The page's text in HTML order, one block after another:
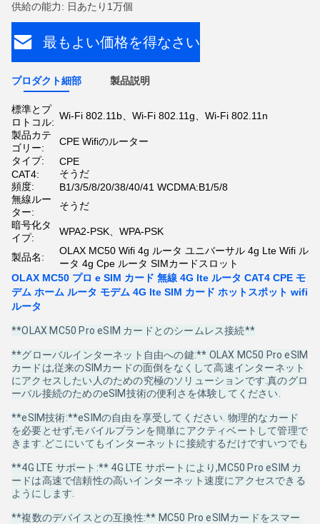
供給の能力: 日あたり1万個
最もよい価格を得なさい
プロダクト細部 製品説明
標準とプ
ロトコル:
Wi-Fi 802.11b、Wi-Fi 802.11g、Wi-Fi 802.11n
製品カテ
ゴリー:
CPE Wifiのルーター
タイプ:
CPE
CAT4:
そうだ
頻度:
B1/3/5/8/20/38/40/41 WCDMA:B1/5/8
無線ルー
ター:
そうだ
暗号化タ
イプ:
WPA2-PSK、WPA-PSK
製品名:
OLAX MC50 Wifi 4g ルータ ユニバーサル 4g Lte Wifi ル
ータ 4g Cpe ルータ SIMカードスロット
OLAX MC50 プロ e SIM カード 無線 4G lte ルータ CAT4 CPE モ
デム ホーム ルータ モデム 4G lte SIM カード ホットスポット wifi
ルータ
**OLAX MC50 Pro eSIM カードとのシームレス接続**
**グローバルインターネット自由への鍵:** OLAX MC50 Pro eSIM
カードは,従来のSIMカードの面倒をなくして高速インターネット
にアクセスしたい人のための究極のソリューションです.真のグロ
ーバル接続のためのeSIM技術の便利さを体験してください.
**eSIM技術:**eSIMの自由を享受してください. 物理的なカード
を必要とせず,モバイルプランを簡単にアクティベートして管理で
きます.どこにいてもインターネットに接続するだけですいつでも
**4G LTE サポート:** 4G LTE サポートにより,MC50 Pro eSIM カ
ードは高速で信頼性の高いインターネット速度にアクセスできる
ようにします.
**複数のデバイスとの互換性:** MC50 Pro eSIMカードをスマー